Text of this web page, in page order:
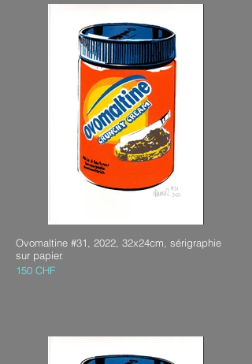
Ovomaltine #31, 2022, 32x24cm, sérigraphie
sur papier.
150 CHF